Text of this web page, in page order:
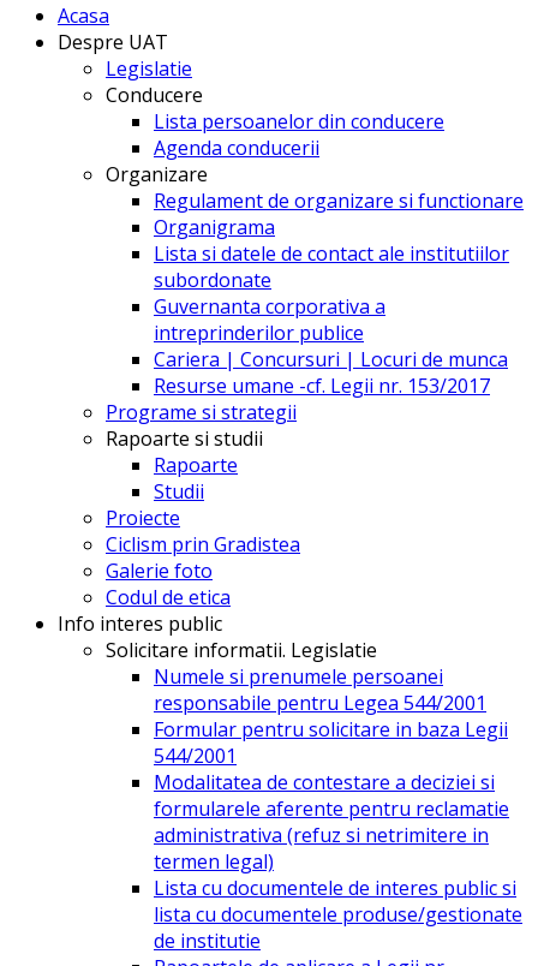
Acasa
Despre UAT
Legislatie
Conducere
Lista persoanelor din conducere
Agenda conducerii
Organizare
Regulament de organizare si functionare
Organigrama
Lista si datele de contact ale institutiilor
subordonate
Guvernanta corporativa a
intreprinderilor publice
Cariera | Concursuri | Locuri de munca
Resurse umane -cf. Legii nr. 153/2017
Programe si strategii
Rapoarte si studii
Rapoarte
Studii
Proiecte
Ciclism prin Gradistea
Galerie foto
Codul de etica
Info interes public
Solicitare informatii. Legislatie
Numele si prenumele persoanei
responsabile pentru Legea 544/2001
Formular pentru solicitare in baza Legii
544/2001
Modalitatea de contestare a deciziei si
formularele aferente pentru reclamatie
administrativa (refuz si netrimitere in
termen legal)
Lista cu documentele de interes public si
lista cu documentele produse/gestionate
de institutie